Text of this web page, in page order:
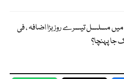
مسلسل تیسرے روز بڑا اضافہ ، فی
جا پہنچا؟